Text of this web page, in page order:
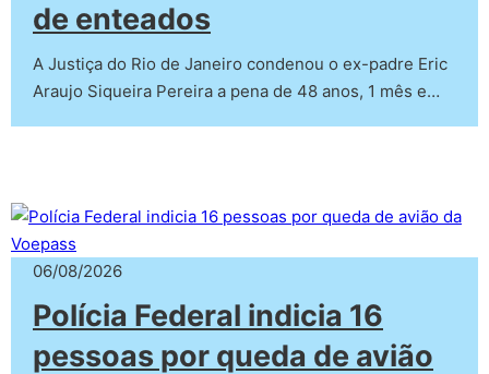
de enteados
A Justiça do Rio de Janeiro condenou o ex-padre Eric
Araujo Siqueira Pereira a pena de 48 anos, 1 mês e…
06/08/2026
Polícia Federal indicia 16
pessoas por queda de avião